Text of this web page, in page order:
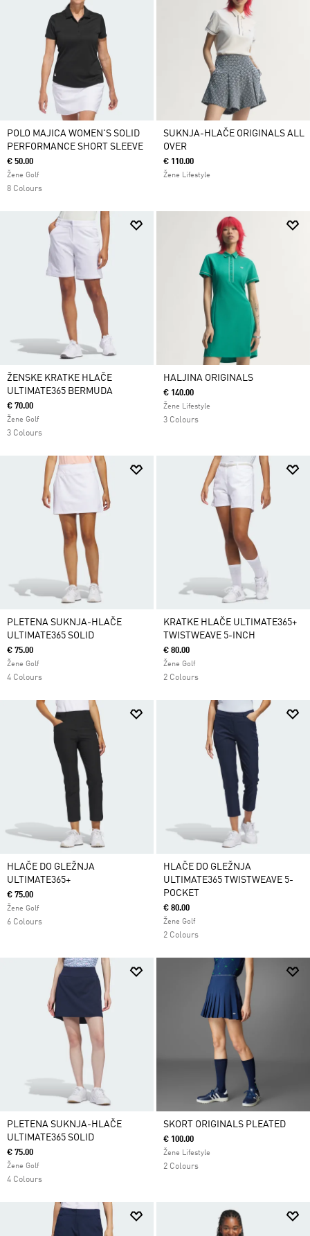
POLO MAJICA WOMEN'S SOLID
PERFORMANCE SHORT SLEEVE
€ 50.00
Žene Golf
8 Colours
SUKNJA-HLAČE ORIGINALS ALL
OVER
€ 110.00
Žene Lifestyle
ŽENSKE KRATKE HLAČE
ULTIMATE365 BERMUDA
€ 70.00
Žene Golf
3 Colours
HALJINA ORIGINALS
€ 140.00
Žene Lifestyle
3 Colours
PLETENA SUKNJA-HLAČE
ULTIMATE365 SOLID
€ 75.00
Žene Golf
4 Colours
KRATKE HLAČE ULTIMATE365+
TWISTWEAVE 5-INCH
€ 80.00
Žene Golf
2 Colours
HLAČE DO GLEŽNJA
ULTIMATE365+
€ 75.00
Žene Golf
6 Colours
HLAČE DO GLEŽNJA
ULTIMATE365 TWISTWEAVE 5-
POCKET
€ 80.00
Žene Golf
2 Colours
PLETENA SUKNJA-HLAČE
ULTIMATE365 SOLID
€ 75.00
Žene Golf
4 Colours
SKORT ORIGINALS PLEATED
€ 100.00
Žene Lifestyle
2 Colours